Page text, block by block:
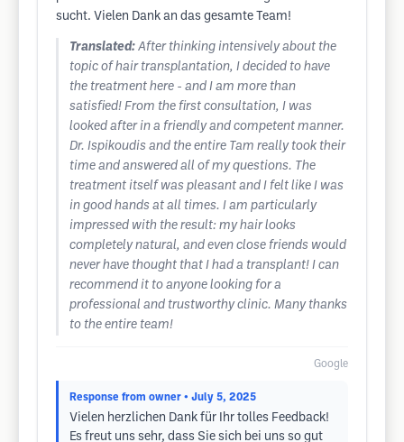
sucht. Vielen Dank an das gesamte Team!
Translated: After thinking intensively about the
topic of hair transplantation, I decided to have
the treatment here - and I am more than
satisfied! From the first consultation, I was
looked after in a friendly and competent manner.
Dr. Ispikoudis and the entire Tam really took their
time and answered all of my questions. The
treatment itself was pleasant and I felt like I was
in good hands at all times. I am particularly
impressed with the result: my hair looks
completely natural, and even close friends would
never have thought that I had a transplant! I can
recommend it to anyone looking for a
professional and trustworthy clinic. Many thanks
to the entire team!
Google
Response from owner • July 5, 2025
Vielen herzlichen Dank für Ihr tolles Feedback!
Es freut uns sehr, dass Sie sich bei uns so gut